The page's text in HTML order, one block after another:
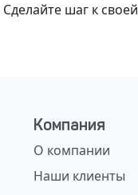
Сделайте шаг к своей
Компания
О компании
Наши клиенты